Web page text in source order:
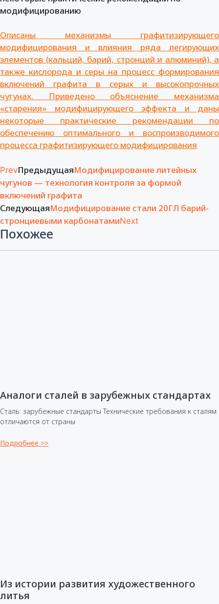
модифицированию
Описаны механизмы графитизирующего
модифицирования и влияния ряда легирующих
элементов (кальций, барий, стронций и алюминий), а
также кислорода и серы на процесс формирования
включений графита в серых и высокопрочных
чугунах. Приведено объяснение механизма
«старения» модифицирующего эффекта и даны
некоторые практические рекомендации по
обеспечению оптимального и воспроизводимого
процесса графитизирующего модифицирования
PrevПредыдущаяМодифицирование литейных
чугунов — технология контроля за формой
включений графита
СледующаяМодифицирование стали 20ГЛ барий-
стронциевыми карбонатамиNext
Похожее
Аналоги сталей в зарубежных стандартах
Сталь: зарубежные стандарты Технические требования к сталям
отличаются от страны
Подробнее >>
Из истории развития художественного
литья